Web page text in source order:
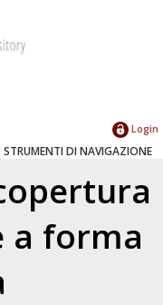
Login
STRUMENTI DI NAVIGAZIONE
a forma